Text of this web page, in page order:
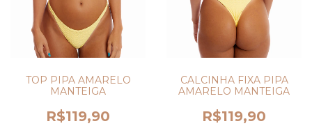
TOP PIPA AMARELO
MANTEIGA
R$119,90
CALCINHA FIXA PIPA
AMARELO MANTEIGA
R$119,90